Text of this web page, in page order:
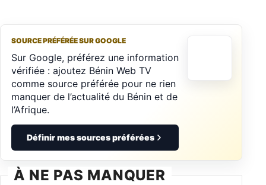
SOURCE PRÉFÉRÉE SUR GOOGLE
Sur Google, préférez une information
vérifiée : ajoutez Bénin Web TV
comme source préférée pour ne rien
manquer de l’actualité du Bénin et de
l’Afrique.
Définir mes sources préférées
À NE PAS MANQUER